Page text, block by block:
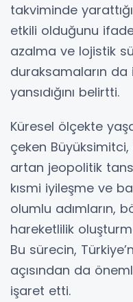
takviminde
etkili olduğunu
azalma ve lojistik
duraksamaların
yansıdığını belirtti.
Küresel ölçekte
çeken
artan jeopolitik
kısmi iyileşme ve
olumlu adımların,
hareketlilik
Bu sürecin,
açısından da
işaret etti.